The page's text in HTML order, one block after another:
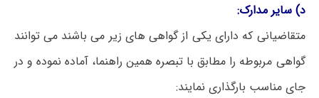
د) سایر مدارک:
متقاضیانی که دارای یکی از گواهی های زیر می باشند می توانند
گواهی مربوطه را مطابق با تبصره همین راهنما، آماده نموده و در
جای مناسب بارگذاری نمایند: